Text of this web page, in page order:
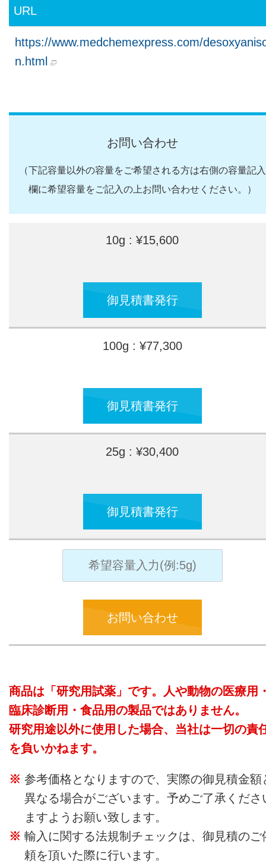
URL
https://www.medchemexpress.com/
n.html
お問い合わせ
（下記容量以外の容量をご希望される方は右側の容量記入
欄に希望容量をご記入の上お問い合わせください。）
10g : ¥15,600
御見積書発行
100g : ¥77,300
御見積書発行
25g : ¥30,400
御見積書発行
お問い合わせ
商品は「研究用試薬」です。人や動物の医療用
臨床診断用・食品用の製品ではありません。
研究用途以外に使用した場合、当社は一切の責
を負いかねます。
参考価格となりますので、実際の御見積金額
異なる場合がございます。予めご了承くださ
ますようお願い致します。
輸入に関する法規制チェックは、御見積のご
頼を頂いた際に行います。